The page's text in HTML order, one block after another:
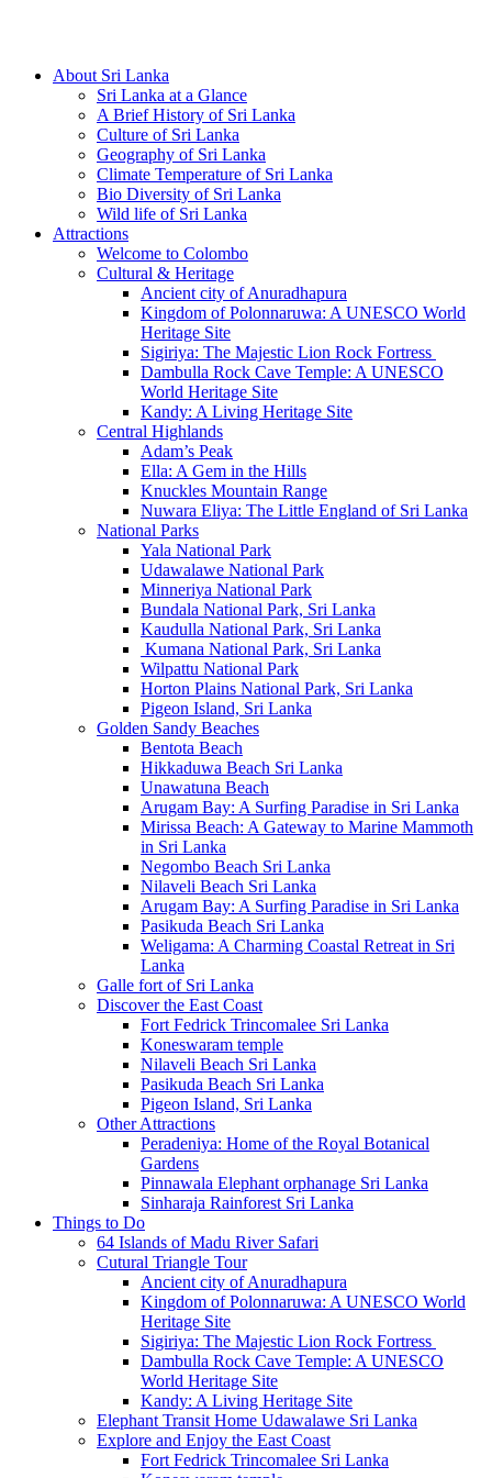
About Sri Lanka
Sri Lanka at a Glance
A Brief History of Sri Lanka
Culture of Sri Lanka
Geography of Sri Lanka
Climate Temperature of Sri Lanka
Bio Diversity of Sri Lanka
Wild life of Sri Lanka
Attractions
Welcome to Colombo
Cultural & Heritage
Ancient city of Anuradhapura
Kingdom of Polonnaruwa: A UNESCO World
Heritage Site
Sigiriya: The Majestic Lion Rock Fortress
Dambulla Rock Cave Temple: A UNESCO
World Heritage Site
Kandy: A Living Heritage Site
Central Highlands
Adam’s Peak
Ella: A Gem in the Hills
Knuckles Mountain Range
Nuwara Eliya: The Little England of Sri Lanka
National Parks
Yala National Park
Udawalawe National Park
Minneriya National Park
Bundala National Park, Sri Lanka
Kaudulla National Park, Sri Lanka
Kumana National Park, Sri Lanka
Wilpattu National Park
Horton Plains National Park, Sri Lanka
Pigeon Island, Sri Lanka
Golden Sandy Beaches
Bentota Beach
Hikkaduwa Beach Sri Lanka
Unawatuna Beach
Arugam Bay: A Surfing Paradise in Sri Lanka
Mirissa Beach: A Gateway to Marine Mammoth
in Sri Lanka
Negombo Beach Sri Lanka
Nilaveli Beach Sri Lanka
Arugam Bay: A Surfing Paradise in Sri Lanka
Pasikuda Beach Sri Lanka
Weligama: A Charming Coastal Retreat in Sri
Lanka
Galle fort of Sri Lanka
Discover the East Coast
Fort Fedrick Trincomalee Sri Lanka
Koneswaram temple
Nilaveli Beach Sri Lanka
Pasikuda Beach Sri Lanka
Pigeon Island, Sri Lanka
Other Attractions
Peradeniya: Home of the Royal Botanical
Gardens
Pinnawala Elephant orphanage Sri Lanka
Sinharaja Rainforest Sri Lanka
Things to Do
64 Islands of Madu River Safari
Cutural Triangle Tour
Ancient city of Anuradhapura
Kingdom of Polonnaruwa: A UNESCO World
Heritage Site
Sigiriya: The Majestic Lion Rock Fortress
Dambulla Rock Cave Temple: A UNESCO
World Heritage Site
Kandy: A Living Heritage Site
Elephant Transit Home Udawalawe Sri Lanka
Explore and Enjoy the East Coast
Fort Fedrick Trincomalee Sri Lanka